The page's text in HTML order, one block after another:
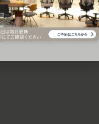
・お問い合わせ営業日